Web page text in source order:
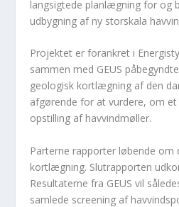
langsigtede planlægning for og
udbygning af ny storskala
Projektet er forankret i
sammen med GEUS
geologisk kortlægning af den
afgørende for at vurdere, om
opstilling af havvindmøller.
Parterne rapporter løbende om
kortlægning. Slutrapporten
Resultaterne fra GEUS vil
samlede screening af